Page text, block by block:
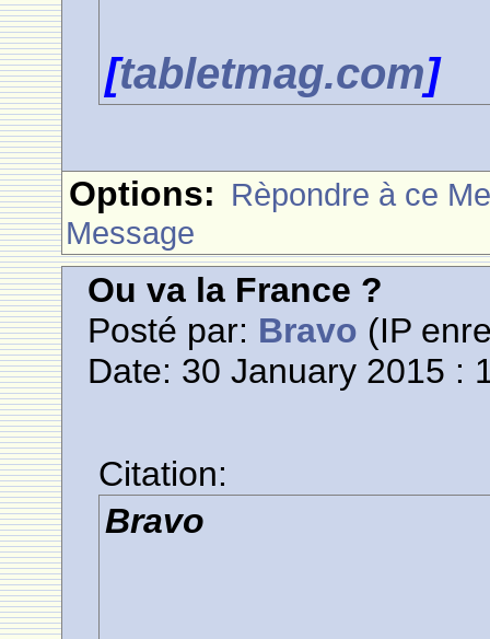
[tabletmag.com]
Options: Rèpondre à ce
Message
Ou va la France ?
Posté par: Bravo (IP
Date: 30 January 2015 :
Citation:
Bravo